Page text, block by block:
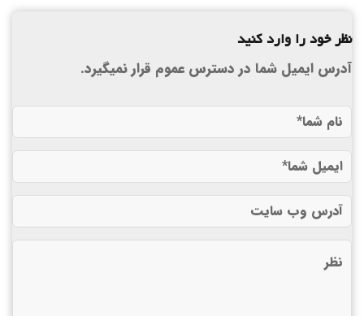
نظر خود را وارد کنید
آدرس ایمیل شما در دسترس عموم قرار نمیگیرد.